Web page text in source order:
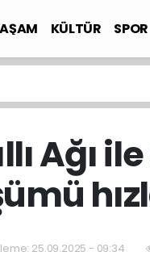
KÜLTÜR SPOR
Ağı
25.09.2025 - 09:34